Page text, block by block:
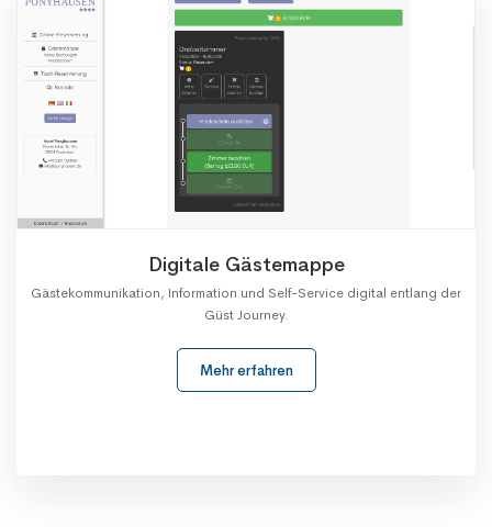
Digitale Gästemappe
Gästekommunikation, Information und Self-Service digital entlang der
Güst Journey.
Mehr erfahren